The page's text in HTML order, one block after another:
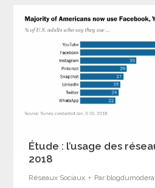
Étude : l’usage des
2018
Réseaux Sociaux Par